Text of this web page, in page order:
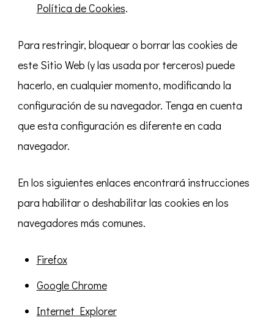
Política de Cookies.
Para restringir, bloquear o borrar las cookies de
este Sitio Web (y las usada por terceros) puede
hacerlo, en cualquier momento, modificando la
configuración de su navegador. Tenga en cuenta
que esta configuración es diferente en cada
navegador.
En los siguientes enlaces encontrará instrucciones
para habilitar o deshabilitar las cookies en los
navegadores más comunes.
Firefox
Google Chrome
Internet Explorer